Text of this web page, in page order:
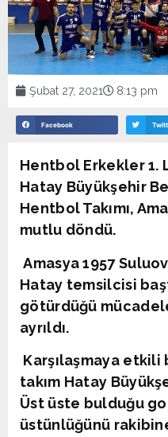
Şubat 27, 2021 8:13 pm
Facebook
Hentbol Erkekler 1.
Hatay Büyükşehir
Hentbol Takımı,
mutlu döndü.
Amasya 1957
Hatay temsilcisi
götürdüğü
ayrıldı.
Karşılaşmaya
takım Hatay
Üst üste bulduğu
üstünlüğünü